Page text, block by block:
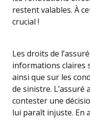
restent valables. À
crucial !
Les droits de
informations claires
ainsi que sur les
de sinistre. L’assuré
contester une
lui paraît injuste. En